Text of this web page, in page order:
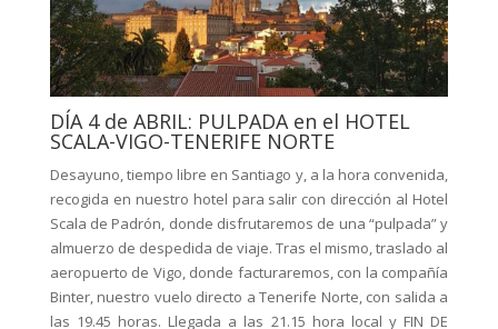
DÍA 4 de ABRIL: PULPADA en el HOTEL
SCALA-VIGO-TENERIFE NORTE
Desayuno, tiempo libre en Santiago y, a la hora convenida,
recogida en nuestro hotel para salir con dirección al Hotel
Scala de Padrón, donde disfrutaremos de una “pulpada” y
almuerzo de despedida de viaje. Tras el mismo, traslado al
aeropuerto de Vigo, donde facturaremos, con la compañía
Binter, nuestro vuelo directo a Tenerife Norte, con salida a
las 19.45 horas. Llegada a las 21.15 hora local y FIN DE